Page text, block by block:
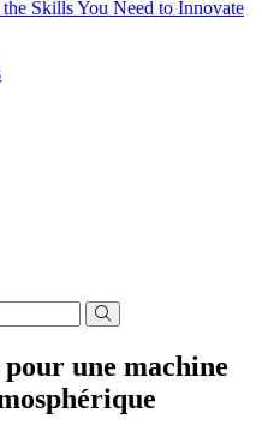
Skills You Need to Innovate
une machine